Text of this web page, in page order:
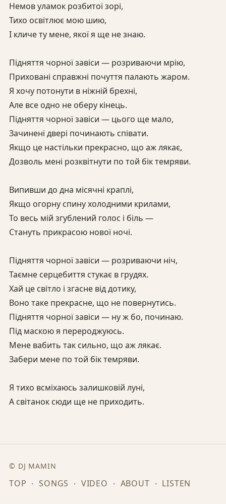
Немов уламок розбитої зорі,
Тихо освітлює мою шию,
І кличе ту мене, якої я ще не знаю.
Підняття чорної завіси — розриваючи мрію,
Приховані справжні почуття палають жаром.
Я хочу потонути в ніжній брехні,
Але все одно не оберу кінець.
Підняття чорної завіси — цього ще мало,
Зачинені двері починають співати.
Якщо це настільки прекрасно, що аж лякає,
Дозволь мені розквітнути по той бік темряви.
Випивши до дна місячні краплі,
Якщо огорну спину холодними крилами,
То весь мій згублений голос і біль —
Стануть прикрасою нової ночі.
Підняття чорної завіси — розриваючи ніч,
Таємне серцебиття стукає в грудях.
Хай це світло і згасне від дотику,
Воно таке прекрасне, що не повернутись.
Підняття чорної завіси — ну ж бо, починаю.
Під маскою я перероджуюсь.
Мене вабить так сильно, що аж лякає.
Забери мене по той бік темряви.
Я тихо всміхаюсь залишковій луні,
А світанок сюди ще не приходить.
© DJ MAMIN
TOP ・SONGS ・ VIDEO ・ ABOUT ・ LISTEN